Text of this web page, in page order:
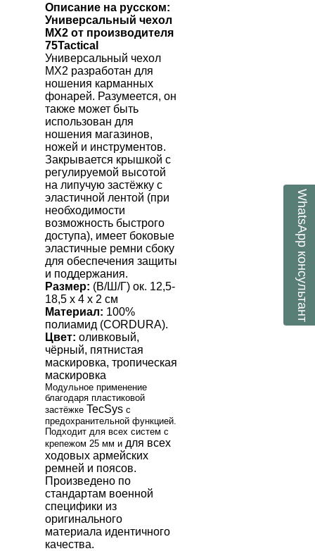
Описание на русском:
Универсальный чехол
МХ2 от производителя
75Tactical
Универсальный чехол
МХ2 разработан для
ношения карманных
фонарей. Разумеется, он
также может быть
использован для
ношения магазинов,
ножей и инструментов.
Закрывается крышкой с
регулируемой высотой
на липучую застёжку с
эластичной лентой (при
необходимости
возможность быстрого
доступа), имеет боковые
эластичные ремни сбоку
для обеспечения защиты
и поддержания.
Размер: (В/Ш/Г) ок. 12,5-
18,5 х 4 х 2 см
Материал: 100%
полиамид (СORDURA).
Цвет: оливковый,
чёрный, пятнистая
маскировка, тропическая
маскировка
Модульное применение
благодаря пластиковой
застёжке TecSys с
предохранительной функцией.
Подходит для всех систем с
крепежом 25 мм и для всех
ходовых армейских
ремней и поясов.
Произведено по
стандартам военной
специфики из
оригинального
материала идентичного
качества.
WhatsApp
консультант